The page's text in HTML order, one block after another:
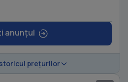
anunțul
prețurilor